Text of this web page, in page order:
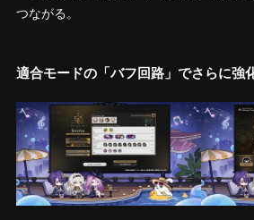
つながる。
適合モードの「バフ回路」でさらに強